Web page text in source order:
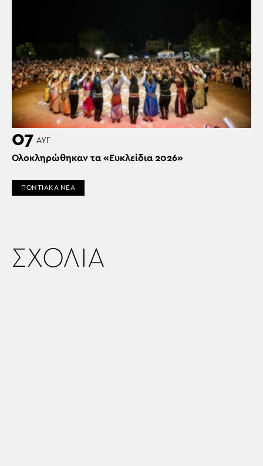
07 ΑΥΓ
Ολοκληρώθηκαν τα «Ευκλείδια 2026»
ΠΟΝΤΙΑΚΑ ΝΕΑ
ΣΧΟΛΙΑ